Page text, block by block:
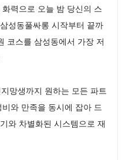
력으로 오늘 밤 당신의 스
성동풀싸롱 시작부터 끝까
코스를 삼성동에서 가장 저
망생까지 원하는 모든 파트
와 만족을 동시에 잡아 드
와 차별화된 시스템으로 재